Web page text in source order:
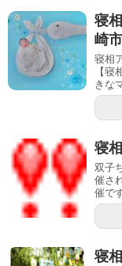
寝
崎
寝相
【
きな
寝
双子
催さ
催
寝